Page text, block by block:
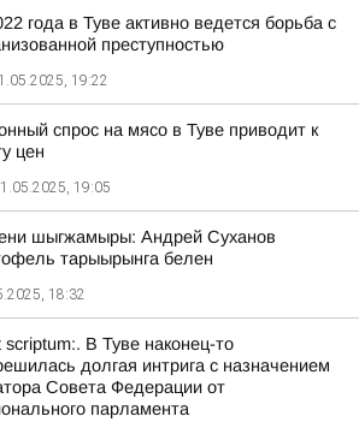
года в Туве активно ведется борьба с
преступностью
19:22
спрос на мясо в Туве приводит к
цен
19:05
шыгжамыры: Андрей Суханов
тарыырынга белен
18:32
scriptum:. В Туве наконец-то
долгая интрига с назначением
Совета Федерации от
парламента